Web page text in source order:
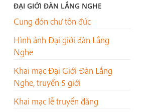
ĐẠI GIỚI ĐÀN LẮNG NGHE
Cung đón chư tôn đức
Hình ảnh Đại giới đàn Lắng
Nghe
Khai mạc Đại Giới Đàn Lắng
Nghe, truyền 5 giới
Khai mạc lễ truyền đăng